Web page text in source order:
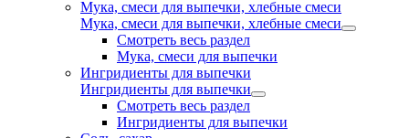
Мука, смеси для выпечки, хлебные смеси
Мука, смеси для выпечки, хлебные смеси
Смотреть весь раздел
Мука, смеси для выпечки
Ингридиенты для выпечки
Ингридиенты для выпечки
Смотреть весь раздел
Ингридиенты для выпечки